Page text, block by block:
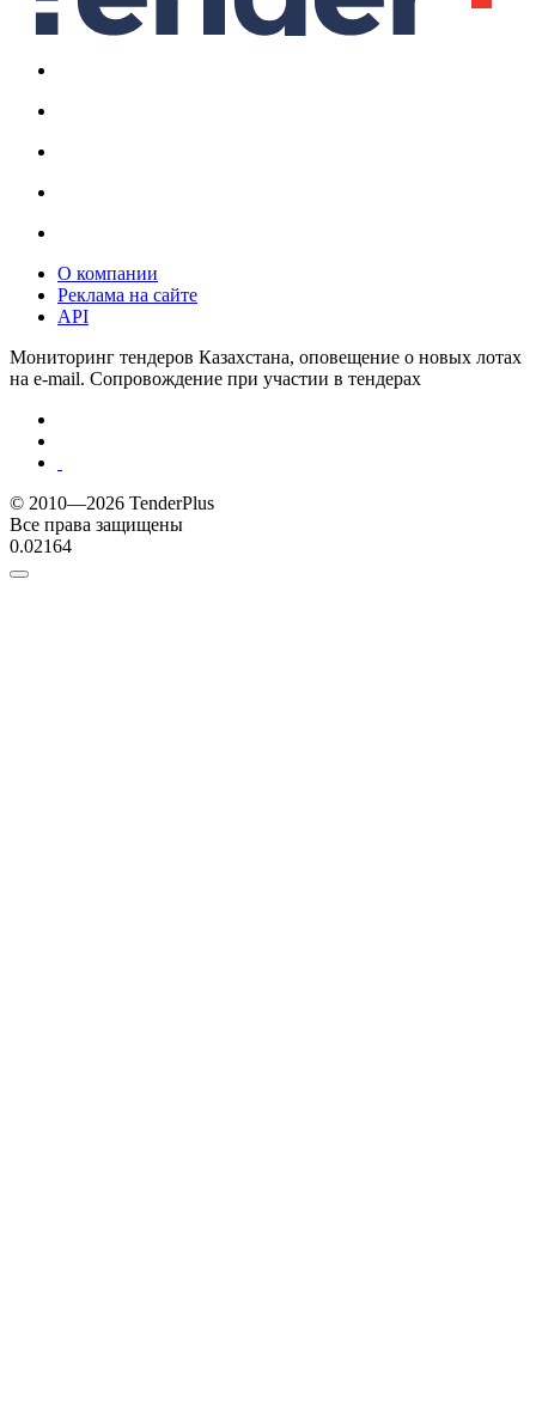
О компании
Реклама на сайте
API
Мониторинг тендеров Казахстана, оповещение о новых лотах
на e-mail. Сопровождение при участии в тендерах
© 2010—2026 TenderPlus
Все права защищены
0.02164